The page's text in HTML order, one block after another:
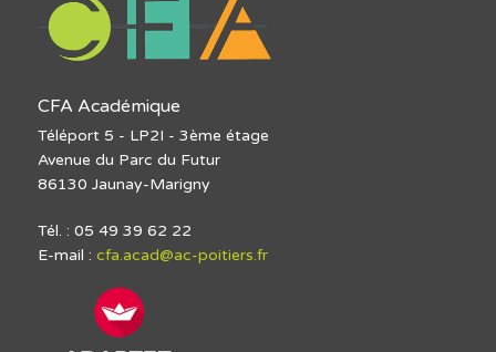
CFA Académique
Téléport 5 - LP2I - 3ème étage
Avenue du Parc du Futur
86130 Jaunay-Marigny
Tél. : 05 49 39 62 22
E-mail : cfa.acad@ac-poitiers.fr